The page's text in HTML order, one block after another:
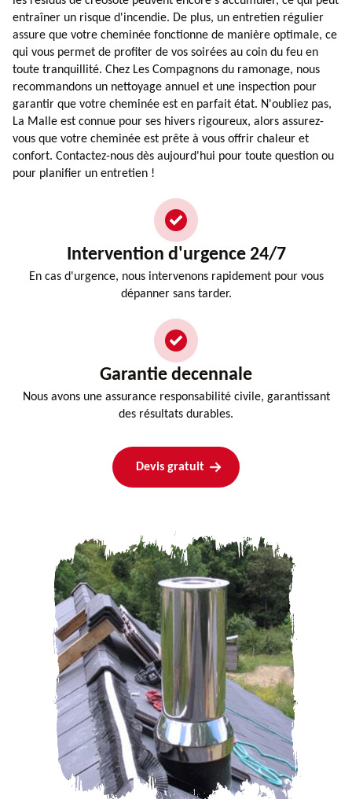
entraîner un risque d'incendie. De plus, un entretien régulier
assure que votre cheminée fonctionne de manière optimale, ce
qui vous permet de profiter de vos soirées au coin du feu en
toute tranquillité. Chez Les Compagnons du ramonage, nous
recommandons un nettoyage annuel et une inspection pour
garantir que votre cheminée est en parfait état. N'oubliez pas,
La Malle est connue pour ses hivers rigoureux, alors assurez-
vous que votre cheminée est prête à vous offrir chaleur et
confort. Contactez-nous dès aujourd'hui pour toute question ou
pour planifier un entretien !
Intervention d'urgence 24/7
En cas d'urgence, nous intervenons rapidement pour vous
dépanner sans tarder.
Garantie decennale
Nous avons une assurance responsabilité civile, garantissant
des résultats durables.
Devis gratuit